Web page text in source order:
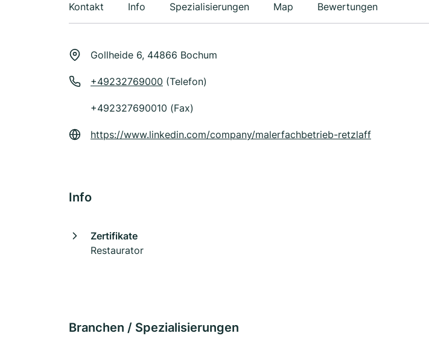
Kontakt Info Spezialisierungen Map Bewertungen
Gollheide 6, 44866 Bochum
+49232769000 (Telefon)
+492327690010 (Fax)
https://www.linkedin.com/company/malerfachbetrieb-retzlaff
Info
Zertifikate
Restaurator
Branchen / Spezialisierungen